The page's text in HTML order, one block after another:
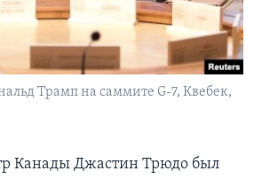
Трамп на саммите G-7, Квебек,
Канады Джастин Трюдо был